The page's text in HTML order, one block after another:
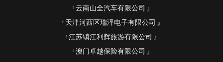
云南山全汽车有限公司
天津河西区瑞泽电子有限公司
江苏镇江利辉旅游有限公司
澳门卓越保险有限公司